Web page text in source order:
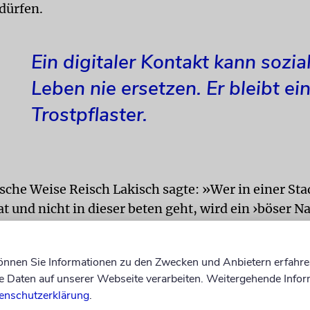
Ein digitaler Kontakt kann
Leben nie ersetzen. Er bleibt ein
Trostpflaster.
Weise Reisch Lakisch sagte: »Wer in einer
und nicht in dieser beten geht, wird ein ›böser
Robinson Crusoe kann es daher eigentlich gar
Sie Informationen zu den Zwecken und Anbietern
Daten auf unserer Webseite verarbeiten. Weitergehende
.